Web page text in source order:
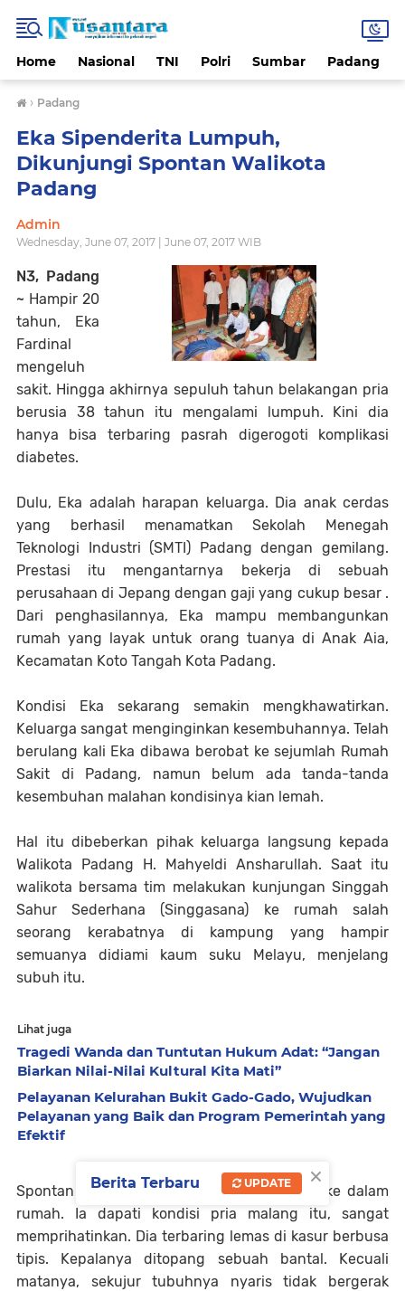
Home Nasional TNI Polri Sumbar Padang
› Padang
Eka Sipenderita Lumpuh,
Dikunjungi Spontan Walikota
Padang
Admin
Wednesday, June 07, 2017 | June 07, 2017 WIB
N3, Padang
~ Hampir 20
tahun, Eka
Fardinal
mengeluh
sakit. Hingga akhirnya sepuluh tahun belakangan pria
berusia 38 tahun itu mengalami lumpuh. Kini dia
hanya bisa terbaring pasrah digerogoti komplikasi
diabetes.
Dulu, Eka adalah harapan keluarga. Dia anak cerdas
yang berhasil menamatkan Sekolah Menegah
Teknologi Industri (SMTI) Padang dengan gemilang.
Prestasi itu mengantarnya bekerja di sebuah
perusahaan di Jepang dengan gaji yang cukup besar .
Dari penghasilannya, Eka mampu membangunkan
rumah yang layak untuk orang tuanya di Anak Aia,
Kecamatan Koto Tangah Kota Padang.
Kondisi Eka sekarang semakin mengkhawatirkan.
Keluarga sangat menginginkan kesembuhannya. Telah
berulang kali Eka dibawa berobat ke sejumlah Rumah
Sakit di Padang, namun belum ada tanda-tanda
kesembuhan malahan kondisinya kian lemah.
Hal itu dibeberkan pihak keluarga langsung kepada
Walikota Padang H. Mahyeldi Ansharullah. Saat itu
walikota bersama tim melakukan kunjungan Singgah
Sahur Sederhana (Singgasana) ke rumah salah
seorang kerabatnya di kampung yang hampir
semuanya didiami kaum suku Melayu, menjelang
subuh itu.
Lihat juga
Tragedi Wanda dan Tuntutan Hukum Adat: “Jangan
Biarkan Nilai-Nilai Kultural Kita Mati”
Pelayanan Kelurahan Bukit Gado-Gado, Wujudkan
Pelayanan yang Baik dan Program Pemerintah yang
Efektif
Spontan Walikota Mahyeldi menjenguk Eka ke dalam
rumah. Ia dapati kondisi pria malang itu, sangat
memprihatinkan. Dia terbaring lemas di kasur berbusa
tipis. Kepalanya ditopang sebuah bantal. Kecuali
matanya, sekujur tubuhnya nyaris tidak bergerak
×
Berita Terbaru UPDATE